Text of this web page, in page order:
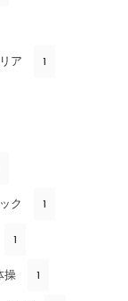
ア 1
ク 1
1
操 1